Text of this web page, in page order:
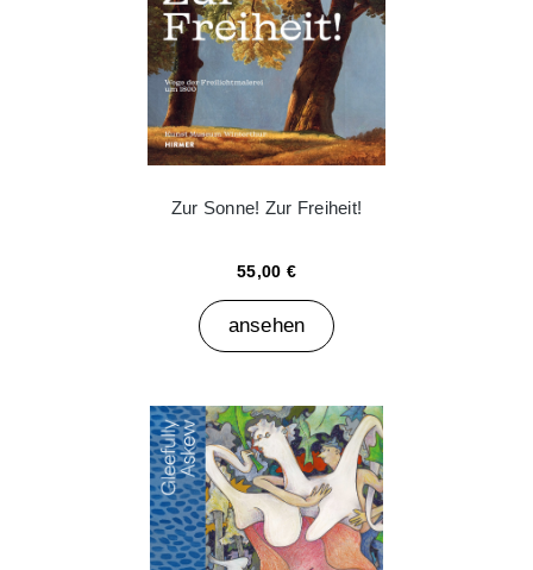
Zur Sonne! Zur Freiheit!
55,00 €
ansehen